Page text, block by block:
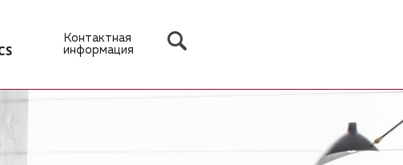
Контактная
информация